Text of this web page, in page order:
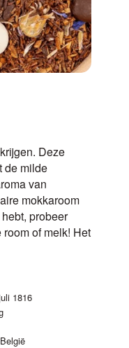
Deze
de milde
van
mokkaroom
probeer
of melk! Het
1816